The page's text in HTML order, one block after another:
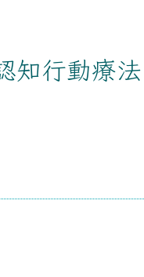
知行動療